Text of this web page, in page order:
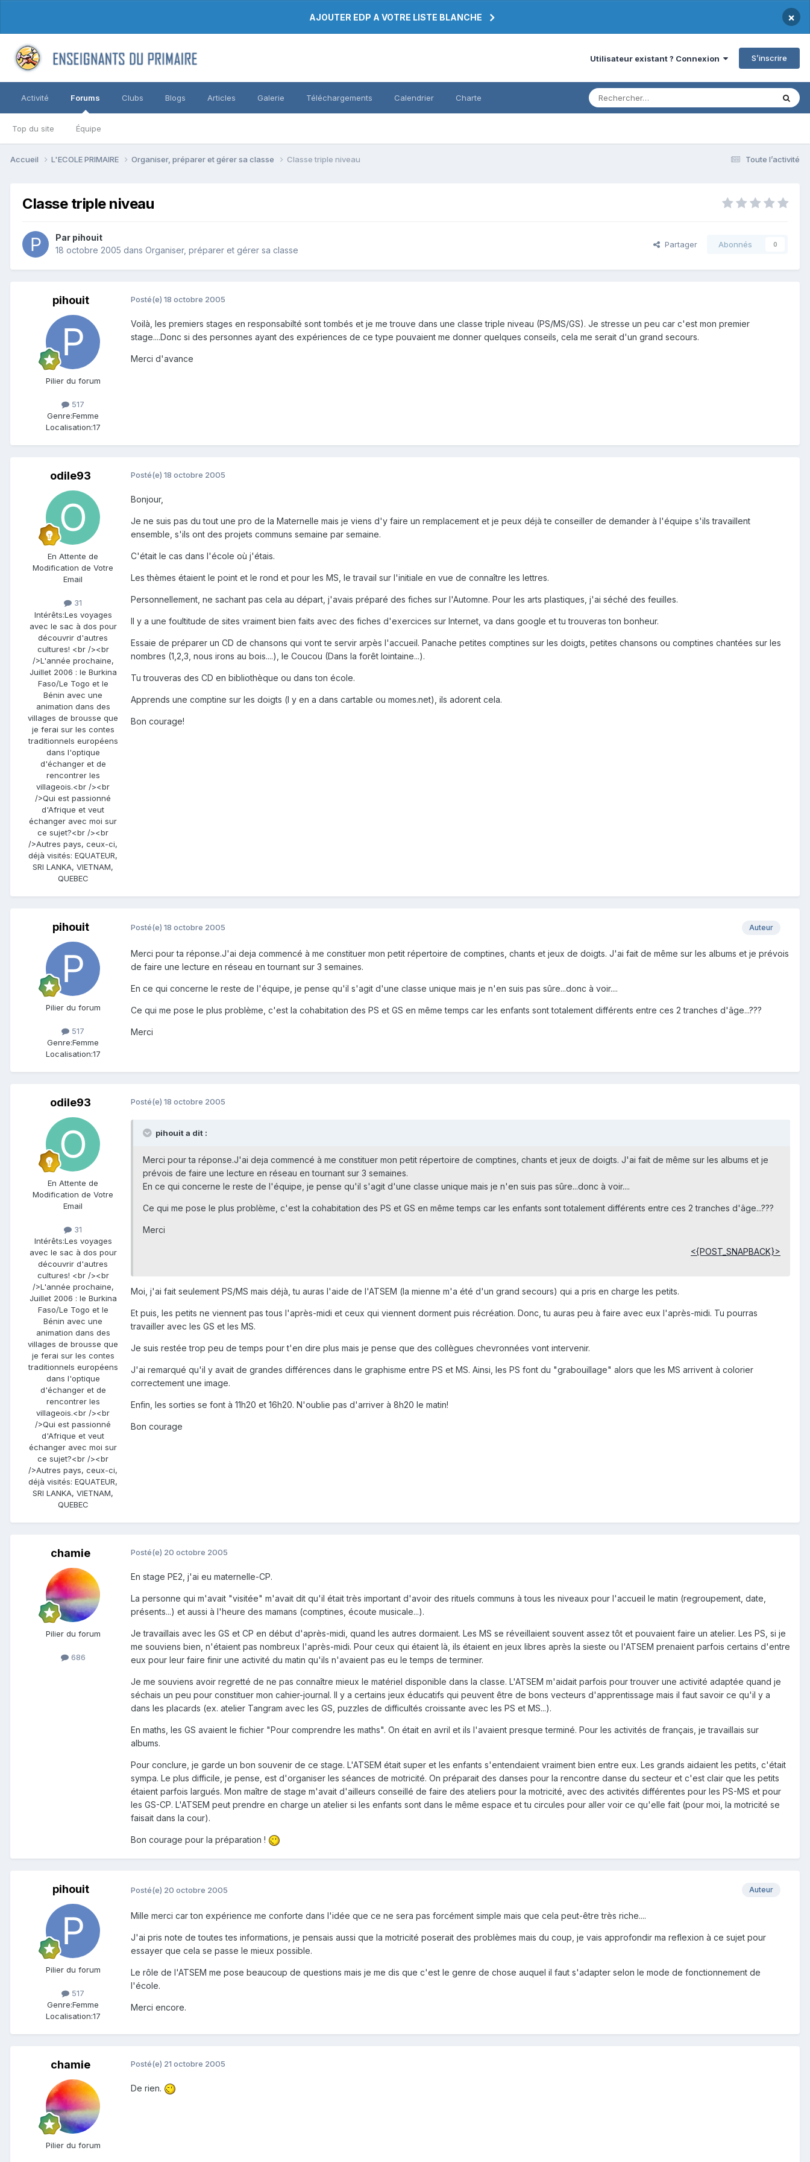
AJOUTER EDP A VOTRE LISTE BLANCHE ×
Utilisateur existant ? Connexion S’inscrire
Activité Forums
Top du site Équipe
Clubs Blogs Articles Galerie Téléchargements Calendrier Charte
Toute l’activité
Accueil L'ECOLE PRIMAIRE Organiser, préparer et gérer sa classe Classe triple niveau
Classe triple niveau
Par pihouit
18 octobre 2005 dans Organiser, préparer et gérer sa classe
Partager Abonnés 0
pihouit
Pilier du forum
517
Genre:Femme
Localisation:17
Posté(e) 18 octobre 2005
Voilà, les premiers stages en responsabilté sont tombés et je me trouve dans une classe triple niveau (PS/MS/GS). Je stresse un peu car c'est mon premier
stage....Donc si des personnes ayant des expériences de ce type pouvaient me donner quelques conseils, cela me serait d'un grand secours.
Merci d'avance
odile93
En Attente de
Modification de Votre
Email
31
Intérêts:Les voyages
avec le sac à dos pour
découvrir d'autres
cultures! <br /><br
/>L'année prochaine,
Juillet 2006 : le Burkina
Faso/Le Togo et le
Bénin avec une
animation dans des
villages de brousse que
je ferai sur les contes
traditionnels européens
dans l'optique
d'échanger et de
rencontrer les
villageois.<br /><br
/>Qui est passionné
d'Afrique et veut
échanger avec moi sur
ce sujet?<br /><br
/>Autres pays, ceux-ci,
déjà visités: EQUATEUR,
SRI LANKA, VIETNAM,
QUEBEC
Posté(e) 18 octobre 2005
Bonjour,
Je ne suis pas du tout une pro de la Maternelle mais je viens d'y faire un remplacement et je peux déjà te conseiller de demander à l'équipe s'ils travaillent
ensemble, s'ils ont des projets communs semaine par semaine.
C'était le cas dans l'école où j'étais.
Les thèmes étaient le point et le rond et pour les MS, le travail sur l'initiale en vue de connaître les lettres.
Personnellement, ne sachant pas cela au départ, j'avais préparé des fiches sur l'Automne. Pour les arts plastiques, j'ai séché des feuilles.
Il y a une foultitude de sites vraiment bien faits avec des fiches d'exercices sur Internet, va dans google et tu trouveras ton bonheur.
Essaie de préparer un CD de chansons qui vont te servir arpès l'accueil. Panache petites comptines sur les doigts, petites chansons ou comptines chantées sur les
nombres (1,2,3, nous irons au bois....), le Coucou (Dans la forêt lointaine...).
Tu trouveras des CD en bibliothèque ou dans ton école.
Apprends une comptine sur les doigts (l y en a dans cartable ou momes.net), ils adorent cela.
Bon courage!
pihouit
Pilier du forum
517
Genre:Femme
Localisation:17
Auteur
Posté(e) 18 octobre 2005
Merci pour ta réponse.J'ai deja commencé à me constituer mon petit répertoire de comptines, chants et jeux de doigts. J'ai fait de même sur les albums et je prévois
de faire une lecture en réseau en tournant sur 3 semaines.
En ce qui concerne le reste de l'équipe, je pense qu'il s'agit d'une classe unique mais je n'en suis pas sûre...donc à voir....
Ce qui me pose le plus problème, c'est la cohabitation des PS et GS en même temps car les enfants sont totalement différents entre ces 2 tranches d'âge...???
Merci
odile93
En Attente de
Modification de Votre
Email
31
Intérêts:Les voyages
avec le sac à dos pour
découvrir d'autres
cultures! <br /><br
/>L'année prochaine,
Juillet 2006 : le Burkina
Faso/Le Togo et le
Bénin avec une
animation dans des
villages de brousse que
je ferai sur les contes
traditionnels européens
dans l'optique
d'échanger et de
rencontrer les
villageois.<br /><br
/>Qui est passionné
d'Afrique et veut
échanger avec moi sur
ce sujet?<br /><br
/>Autres pays, ceux-ci,
déjà visités: EQUATEUR,
SRI LANKA, VIETNAM,
QUEBEC
Posté(e) 18 octobre 2005
pihouit a dit :
Merci pour ta réponse.J'ai deja commencé à me constituer mon petit répertoire de comptines, chants et jeux de doigts. J'ai fait de même sur les albums et je
prévois de faire une lecture en réseau en tournant sur 3 semaines.
En ce qui concerne le reste de l'équipe, je pense qu'il s'agit d'une classe unique mais je n'en suis pas sûre...donc à voir....
Ce qui me pose le plus problème, c'est la cohabitation des PS et GS en même temps car les enfants sont totalement différents entre ces 2 tranches d'âge...???
Merci
<{POST_SNAPBACK}>
Moi, j'ai fait seulement PS/MS mais déjà, tu auras l'aide de l'ATSEM (la mienne m'a été d'un grand secours) qui a pris en charge les petits.
Et puis, les petits ne viennent pas tous l'après-midi et ceux qui viennent dorment puis récréation. Donc, tu auras peu à faire avec eux l'après-midi. Tu pourras
travailler avec les GS et les MS.
Je suis restée trop peu de temps pour t'en dire plus mais je pense que des collègues chevronnées vont intervenir.
J'ai remarqué qu'il y avait de grandes différences dans le graphisme entre PS et MS. Ainsi, les PS font du "grabouillage" alors que les MS arrivent à colorier
correctement une image.
Enfin, les sorties se font à 11h20 et 16h20. N'oublie pas d'arriver à 8h20 le matin!
Bon courage
chamie
Pilier du forum
686
Posté(e) 20 octobre 2005
En stage PE2, j'ai eu maternelle-CP.
La personne qui m'avait "visitée" m'avait dit qu'il était très important d'avoir des rituels communs à tous les niveaux pour l'accueil le matin (regroupement, date,
présents...) et aussi à l'heure des mamans (comptines, écoute musicale...).
Je travaillais avec les GS et CP en début d'après-midi, quand les autres dormaient. Les MS se réveillaient souvent assez tôt et pouvaient faire un atelier. Les PS, si je
me souviens bien, n'étaient pas nombreux l'après-midi. Pour ceux qui étaient là, ils étaient en jeux libres après la sieste ou l'ATSEM prenaient parfois certains d'entre
eux pour leur faire finir une activité du matin qu'ils n'avaient pas eu le temps de terminer.
Je me souviens avoir regretté de ne pas connaître mieux le matériel disponible dans la classe. L'ATSEM m'aidait parfois pour trouver une activité adaptée quand je
séchais un peu pour constituer mon cahier-journal. Il y a certains jeux éducatifs qui peuvent être de bons vecteurs d'apprentissage mais il faut savoir ce qu'il y a
dans les placards (ex. atelier Tangram avec les GS, puzzles de difficultés croissante avec les PS et MS...).
En maths, les GS avaient le fichier "Pour comprendre les maths". On était en avril et ils l'avaient presque terminé. Pour les activités de français, je travaillais sur
albums.
Pour conclure, je garde un bon souvenir de ce stage. L'ATSEM était super et les enfants s'entendaient vraiment bien entre eux. Les grands aidaient les petits, c'était
sympa. Le plus difficile, je pense, est d'organiser les séances de motricité. On préparait des danses pour la rencontre danse du secteur et c'est clair que les petits
étaient parfois largués. Mon maître de stage m'avait d'ailleurs conseillé de faire des ateliers pour la motricité, avec des activités différentes pour les PS-MS et pour
les GS-CP. L'ATSEM peut prendre en charge un atelier si les enfants sont dans le même espace et tu circules pour aller voir ce qu'elle fait (pour moi, la motricité se
faisait dans la cour).
Bon courage pour la préparation !
pihouit
Pilier du forum
517
Genre:Femme
Localisation:17
Auteur
Posté(e) 20 octobre 2005
Mille merci car ton expérience me conforte dans l'idée que ce ne sera pas forcément simple mais que cela peut-être très riche....
J'ai pris note de toutes tes informations, je pensais aussi que la motricité poserait des problèmes mais du coup, je vais approfondir ma reflexion à ce sujet pour
essayer que cela se passe le mieux possible.
Le rôle de l'ATSEM me pose beaucoup de questions mais je me dis que c'est le genre de chose auquel il faut s'adapter selon le mode de fonctionnement de
l'école.
Merci encore.
chamie
Pilier du forum
Posté(e) 21 octobre 2005
De rien.